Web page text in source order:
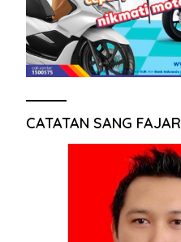
CATATAN SANG FAJAR